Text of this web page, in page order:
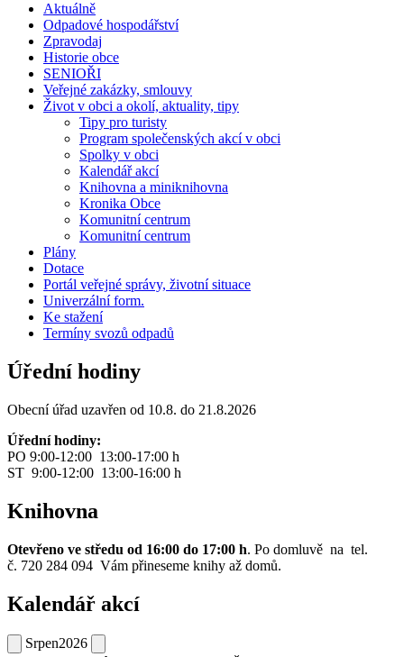
Aktuálně
Odpadové hospodářství
Zpravodaj
Historie obce
SENIOŘI
Veřejné zakázky, smlouvy
Život v obci a okolí, aktuality, tipy
Tipy pro turisty
Program společenských akcí v obci
Spolky v obci
Kalendář akcí
Knihovna a miniknihovna
Kronika Obce
Komunitní centrum
Komunitní centrum
Plány
Dotace
Portál veřejné správy, životní situace
Univerzální form.
Ke stažení
Termíny svozů odpadů
Úřední hodiny
Obecní úřad uzavřen od 10.8. do 21.8.2026
Úřední hodiny:
PO 9:00-12:00 13:00-17:00 h
ST 9:00-12:00 13:00-16:00 h
Knihovna
Otevřeno ve středu od 16:00 do 17:00 h. Po domluvě na tel.
č. 720 284 094 Vám přineseme knihy až domů.
Kalendář akcí
Srpen2026